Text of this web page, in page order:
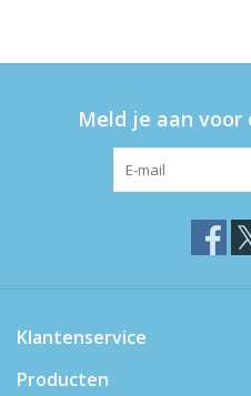
Meld je aan voor
Klantenservice
Producten